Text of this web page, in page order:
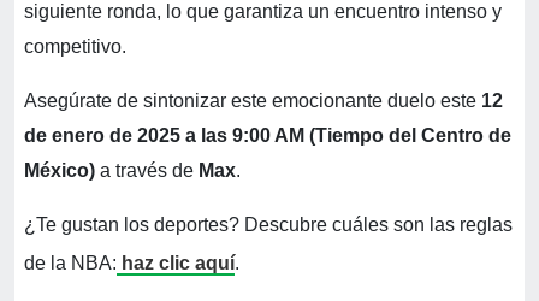
siguiente ronda, lo que garantiza un encuentro intenso y
competitivo.
Asegúrate de sintonizar este emocionante duelo este 12
de enero de 2025 a las 9:00 AM (Tiempo del Centro de
México) a través de Max.
¿Te gustan los deportes? Descubre cuáles son las reglas
de la NBA: haz clic aquí.